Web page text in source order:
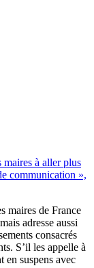
maires à aller plus
communication »,
maires de France
adresse aussi
consacrés
S’il les appelle à
en suspens avec